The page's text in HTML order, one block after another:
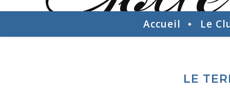
Accueil Le
LE